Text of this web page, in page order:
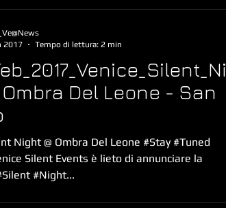
Ombra Del Leone - San
Night @ Ombra Del Leone #Stay #Tuned
Silent Events è lieto di annunciare la
#Night...
2017
Tempo di lettura: 2 min